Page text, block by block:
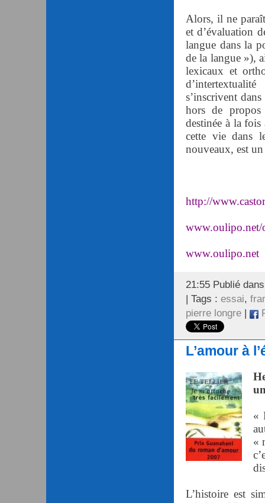
Alors, il ne
et d’évaluation
langue dans la
de la langue »),
lexicaux et
s’inscrivent
hors de
destinée à la
cette vie dans
nouveaux, est un
http://
www.oulipo.net
21:55 Publié
| Tags : essai,
pierre longre |
L’amour à
«
«
L’histoire est